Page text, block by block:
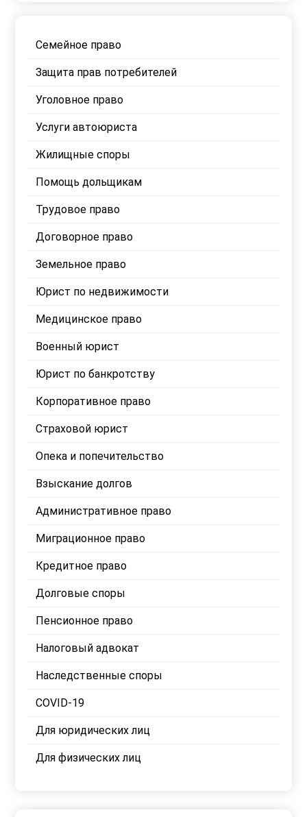
Семейное право
Защита прав потребителей
Уголовное право
Услуги автоюриста
Жилищные споры
Помощь дольщикам
Трудовое право
Договорное право
Земельное право
Юрист по недвижимости
Медицинское право
Военный юрист
Юрист по банкротству
Корпоративное право
Страховой юрист
Опека и попечительство
Взыскание долгов
Административное право
Миграционное право
Кредитное право
Долговые споры
Пенсионное право
Налоговый адвокат
Наследственные споры
COVID-19
Для юридических лиц
Для физических лиц